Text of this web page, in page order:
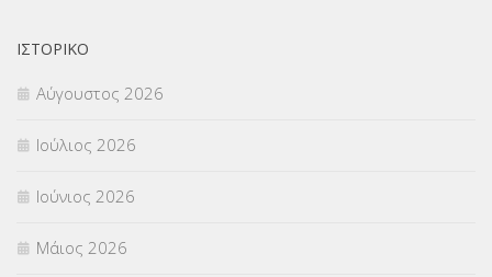
ΟΙΚΟΝΟΜΙΚΑ ΘΕΜΑΤΑ
Π.Ε.Κ. ΗΡΑΚΛΕΙΟΥ
ΠΑΝΕΛΛΑΔΙΚΕΣ ΕΞΕΤΑΣΕΙΣ
ΠΡΟΚΗΡΥΞΕΙΣ
ΣΕΜΙΝΑΡΙΑ – ΗΜΕΡΙΔΕΣ
ΙΣΤΟΡΙΚΌ
Αύγουστος 2026
Ιούλιος 2026
Ιούνιος 2026
Μάιος 2026